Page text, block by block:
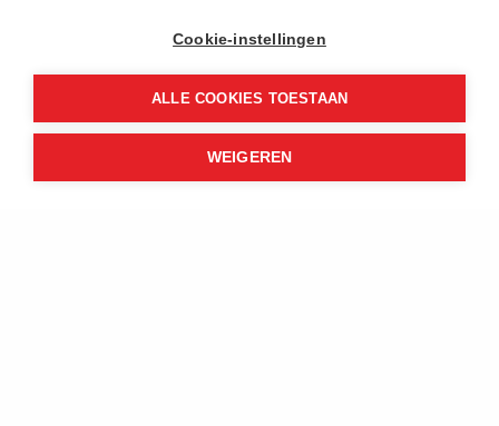
Cookie-instellingen
ALLE COOKIES TOESTAAN
WEIGEREN